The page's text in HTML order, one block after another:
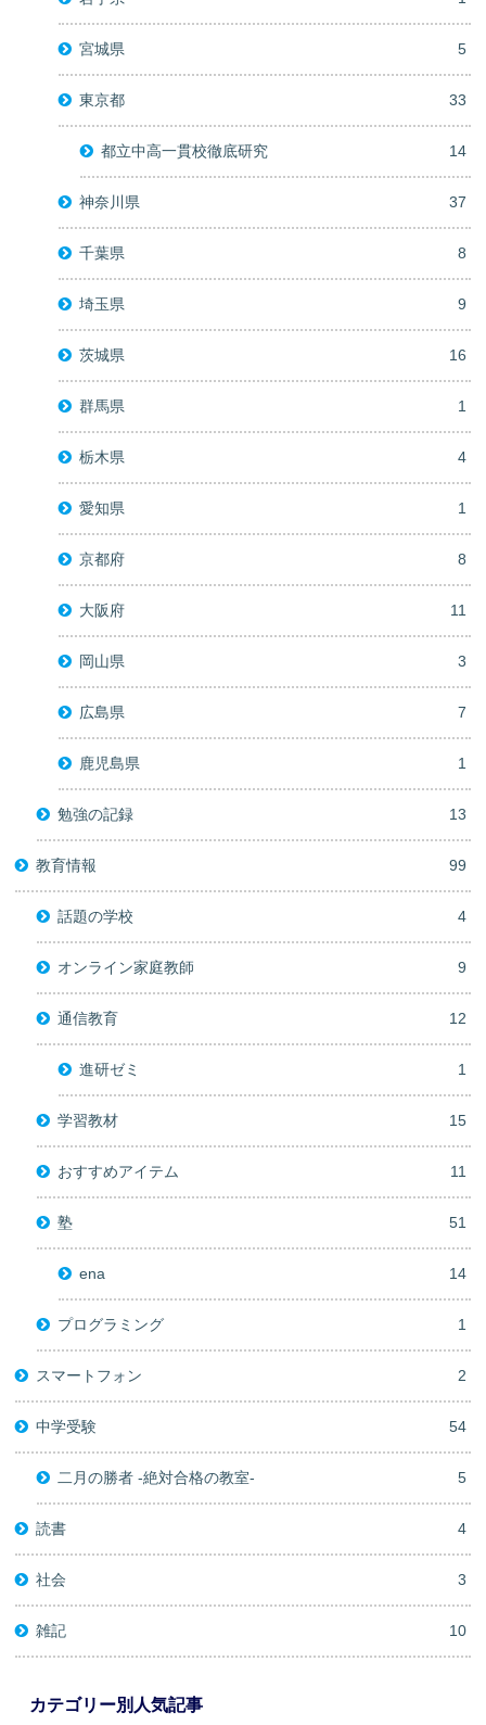
宮城県 5
東京都 33
都立中高一貫校徹底研究 14
神奈川県 37
千葉県 8
埼玉県 9
茨城県 16
群馬県 1
栃木県 4
愛知県 1
京都府 8
大阪府 11
岡山県 3
広島県 7
鹿児島県 1
勉強の記録 13
教育情報 99
話題の学校 4
オンライン家庭教師 9
通信教育 12
進研ゼミ 1
学習教材 15
おすすめアイテム 11
塾 51
ena 14
プログラミング 1
スマートフォン 2
中学受験 54
二月の勝者 -絶対合格の教室- 5
読書 4
社会 3
雑記 10
カテゴリー別人気記事